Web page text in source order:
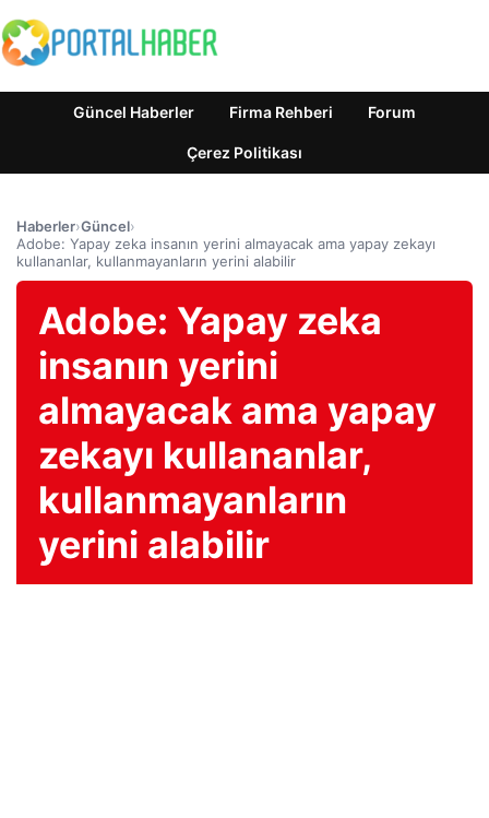
Güncel Haberler Firma Rehberi Forum
Çerez Politikası
Haberler›Güncel›
Adobe: Yapay zeka insanın yerini almayacak ama yapay zekayı
kullananlar, kullanmayanların yerini alabilir
Adobe: Yapay zeka
insanın yerini
almayacak ama yapay
zekayı kullananlar,
kullanmayanların
yerini alabilir